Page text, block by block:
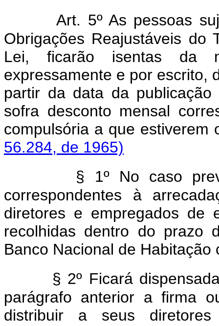
Art. 5º As pessoas
Obrigações Reajustáveis do
Lei, ficarão isentas da
expressamente e por escrito,
partir da data da
sofra desconto mensal
compulsória a que
56.284, de 1965)
§ 1º No caso
correspondentes à
diretores e empregados de
recolhidas dentro do
Banco Nacional de
§ 2º Ficará
parágrafo anterior a firma
distribuir a seus